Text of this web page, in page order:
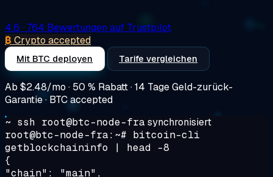
4.6 · 764 Bewertungen auf Trustpilot
₿ Crypto accepted
Mit BTC deployen Tarife vergleichen
Ab $2.48/mo · 50 % Rabatt · 14 Tage Geld-zurück-
Garantie · BTC accepted
~ ssh root@btc-node-frasynchronisiert
root@btc-node-fra:~# bitcoin-cli
getblockchaininfo | head -8
{
"chain": "main",